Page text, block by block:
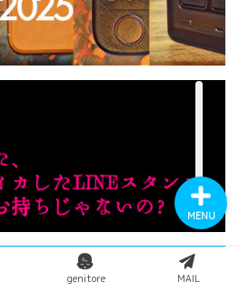
genitore MAIL
MENU
YouTube
Instagram